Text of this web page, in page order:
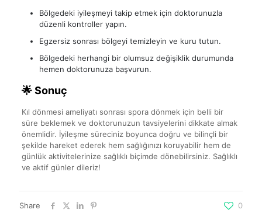
Bölgedeki iyileşmeyi takip etmek için doktorunuzla
düzenli kontroller yapın.
Egzersiz sonrası bölgeyi temizleyin ve kuru tutun.
Bölgedeki herhangi bir olumsuz değişiklik durumunda
hemen doktorunuza başvurun.
🌟 Sonuç
Kıl dönmesi ameliyatı sonrası spora dönmek için belli bir
süre beklemek ve doktorunuzun tavsiyelerini dikkate almak
önemlidir. İyileşme süreciniz boyunca doğru ve bilinçli bir
şekilde hareket ederek hem sağlığınızı koruyabilir hem de
günlük aktivitelerinize sağlıklı biçimde dönebilirsiniz. Sağlıklı
ve aktif günler dileriz!
Share 0